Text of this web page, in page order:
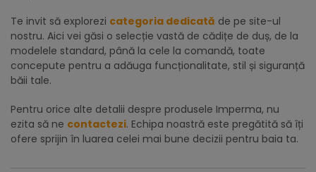
Te invit să explorezi categoria dedicată de pe site-ul
nostru. Aici vei găsi o selecție vastă de cădițe de duș, de la
modelele standard, până la cele la comandă, toate
concepute pentru a adăuga funcționalitate, stil și siguranță
băii tale.
Pentru orice alte detalii despre produsele Imperma, nu
ezita să ne contactezi. Echipa noastră este pregătită să îți
ofere sprijin în luarea celei mai bune decizii pentru baia ta.